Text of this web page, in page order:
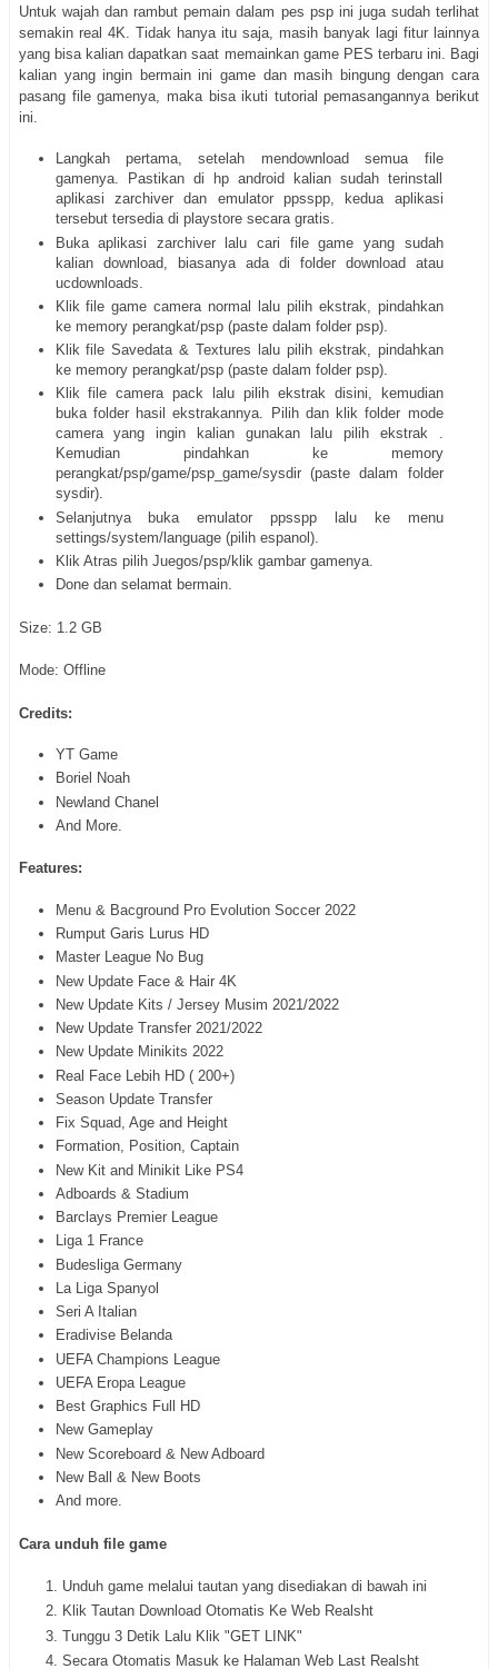
Untuk wajah dan rambut pemain dalam pes psp ini juga sudah terlihat
semakin real 4K. Tidak hanya itu saja, masih banyak lagi fitur lainnya
yang bisa kalian dapatkan saat memainkan game PES terbaru ini. Bagi
kalian yang ingin bermain ini game dan masih bingung dengan cara
pasang file gamenya, maka bisa ikuti tutorial pemasangannya berikut
ini.
Langkah pertama, setelah mendownload semua file
gamenya. Pastikan di hp android kalian sudah terinstall
aplikasi zarchiver dan emulator ppsspp, kedua aplikasi
tersebut tersedia di playstore secara gratis.
Buka aplikasi zarchiver lalu cari file game yang sudah
kalian download, biasanya ada di folder download atau
ucdownloads.
Klik file game camera normal lalu pilih ekstrak, pindahkan
ke memory perangkat/psp (paste dalam folder psp).
Klik file Savedata & Textures lalu pilih ekstrak, pindahkan
ke memory perangkat/psp (paste dalam folder psp).
Klik file camera pack lalu pilih ekstrak disini, kemudian
buka folder hasil ekstrakannya. Pilih dan klik folder mode
camera yang ingin kalian gunakan lalu pilih ekstrak .
Kemudian pindahkan ke memory
perangkat/psp/game/psp_game/sysdir (paste dalam folder
sysdir).
Selanjutnya buka emulator ppsspp lalu ke menu
settings/system/language (pilih espanol).
Klik Atras pilih Juegos/psp/klik gambar gamenya.
Done dan selamat bermain.
Size: 1.2 GB
Mode: Offline
Credits:
YT Game
Boriel Noah
Newland Chanel
And More.
Features:
Menu & Bacground Pro Evolution Soccer 2022
Rumput Garis Lurus HD
Master League No Bug
New Update Face & Hair 4K
New Update Kits / Jersey Musim 2021/2022
New Update Transfer 2021/2022
New Update Minikits 2022
Real Face Lebih HD ( 200+)
Season Update Transfer
Fix Squad, Age and Height
Formation, Position, Captain
New Kit and Minikit Like PS4
Adboards & Stadium
Barclays Premier League
Liga 1 France
Budesliga Germany
La Liga Spanyol
Seri A Italian
Eradivise Belanda
UEFA Champions League
UEFA Eropa League
Best Graphics Full HD
New Gameplay
New Scoreboard & New Adboard
New Ball & New Boots
And more.
Cara unduh file game
Unduh game melalui tautan yang disediakan di bawah ini
Klik Tautan Download Otomatis Ke Web Realsht
Tunggu 3 Detik Lalu Klik "GET LINK"
Secara Otomatis Masuk ke Halaman Web Last Realsht